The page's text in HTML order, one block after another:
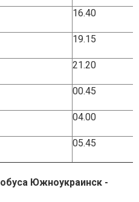
16.40
19.15
21.20
00.45
04.00
05.45
Южноукраинск -